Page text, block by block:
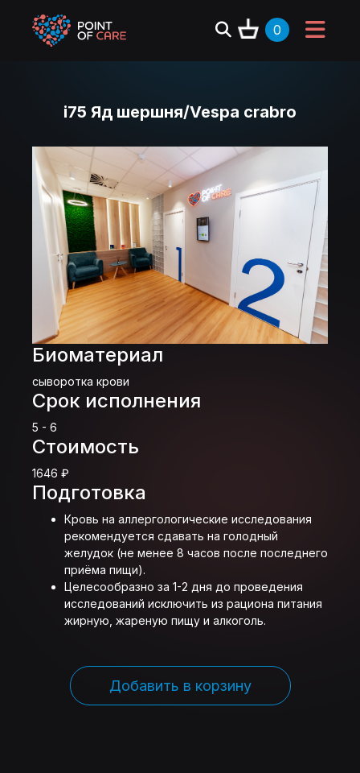
0
i75 Яд шершня/Vespa crabro
Биоматериал
сыворотка крови
Срок исполнения
5 - 6
Стоимость
1646 ₽
Подготовка
Кровь на аллергологические исследования
рекомендуется сдавать на голодный
желудок (не менее 8 часов после последнего
приёма пищи).
Целесообразно за 1-2 дня до проведения
исследований исключить из рациона питания
жирную, жареную пищу и алкоголь.
Добавить в корзину